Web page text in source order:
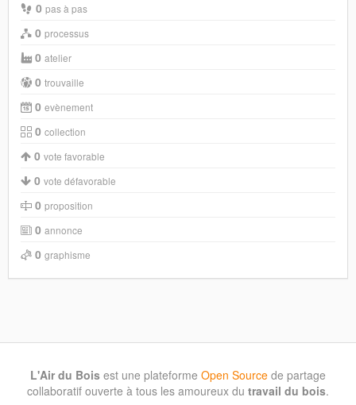
0 pas à pas
0 processus
0 atelier
0 trouvaille
0 evènement
0 collection
0 vote favorable
0 vote défavorable
0 proposition
0 annonce
0 graphisme
L'Air du Bois est une plateforme Open Source de partage
collaboratif ouverte à tous les amoureux du travail du bois.